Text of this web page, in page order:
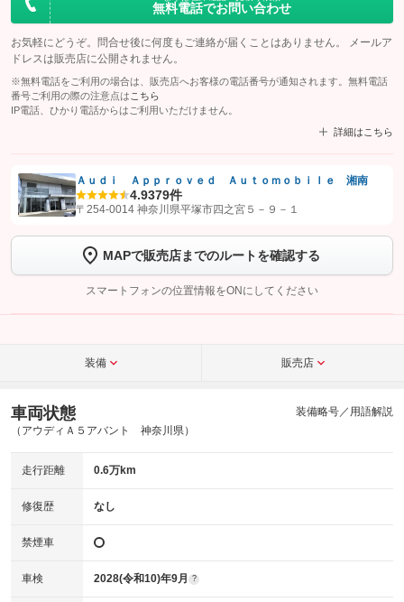
無料電話でお問い合わせ
お気軽にどうぞ。問合せ後に何度もご連絡が届くことはありません。 メールア
ドレスは販売店に公開されません。
※無料電話をご利用の場合は、販売店へお客様の電話番号が通知されます。無料電話
番号ご利用の際の注意点は こちら
IP電話、ひかり電話からはご利用いただけません。
詳細はこちら
【STEP1】認証画面でグーネットを友だち追加してから「許可する」ボタンを押
トーク画面で
ボタンをタップして問い合わせを
完了してください。
こちら
Ａｕｄｉ Ａｐｐｒｏｖｅｄ Ａｕｔｏｍｏｂｉｌｅ 湘南
4.9379件
〒254-0014 神奈川県平塚市四之宮５－９－１
MAPで販売店までのルートを確認する
スマートフォンの位置情報をONにしてください
装備 販売店
車両状態
（アウディＡ５アバント 神奈川県）
装備略号／用語解説
走行距離 0.6万km
修復歴 なし
禁煙車
車検 2028(令和10)年9月 ?